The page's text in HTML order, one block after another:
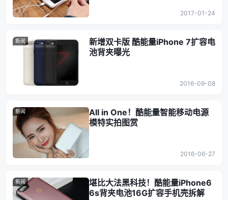
2017-01-24
新闻
新增双卡版 酷能量iPhone 7扩容电
池背夹曝光
2016-09-08
新闻
All in One！酷能量智能移动电源
模特实拍图赏
2016-06-27
新闻
堪比大法黑科技！酷能量iPhone6
6s背夹电池16G扩容手机壳拆解